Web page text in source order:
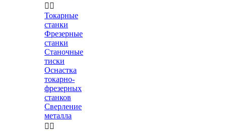
 
Токарные
станки
Фрезерные
станки
Станочные
тиски
Оснастка
токарно-
фрезерных
станков
Сверление
металла
 